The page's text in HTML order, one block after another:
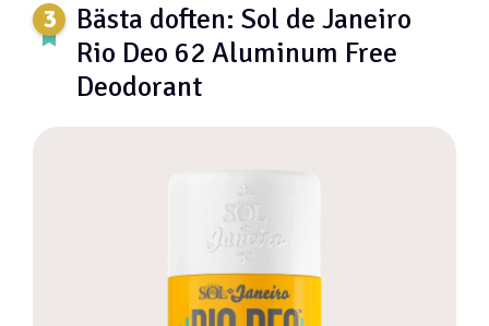
Bästa doften: Sol de Janeiro
Rio Deo 62 Aluminum Free
Deodorant